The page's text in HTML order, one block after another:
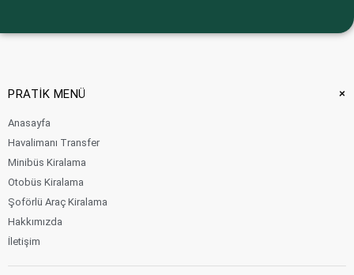
PRATİK MENÜ +
Anasayfa
Havalimanı Transfer
Minibüs Kiralama
Otobüs Kiralama
Şoförlü Araç Kiralama
Hakkımızda
İletişim